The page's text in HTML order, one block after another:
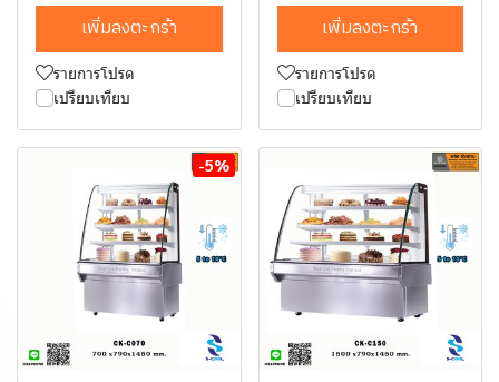
เพิ่มลงตะกร้า
รายการโปรด
เปรียบเทียบ
เพิ่มลงตะกร้า
รายการโปรด
เปรียบเทียบ
-5%